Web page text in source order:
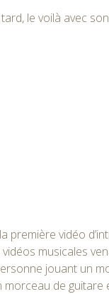
le voilà avec son
première vidéo
musicales
jouant un
morceau de guitare